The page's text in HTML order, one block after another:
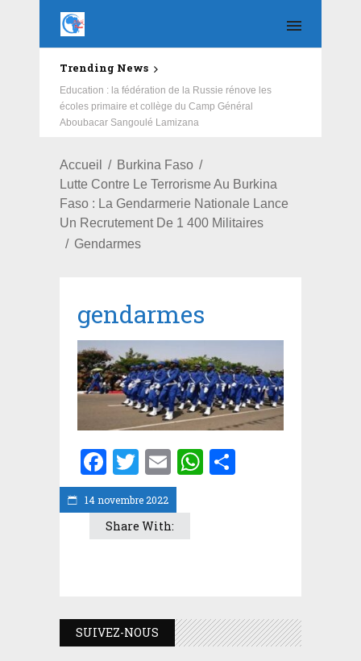
Trending News
Salubrité: African Initiative et ses partenaires redonnent
un nouveau visage au CSPS de Cissin 17
Education : la fédération de la Russie rénove les
écoles primaire et collège du Camp Général
Aboubacar Sangoulé Lamizana
Accueil
Burkina Faso
Lutte Contre Le Terrorisme Au Burkina
Faso : La Gendarmerie Nationale Lance
Un Recrutement De 1 400 Militaires
Gendarmes
14 novembre 2022
gendarmes
Facebook
Twitter
EmailWhatsApp
Share With:
SUIVEZ-NOUS